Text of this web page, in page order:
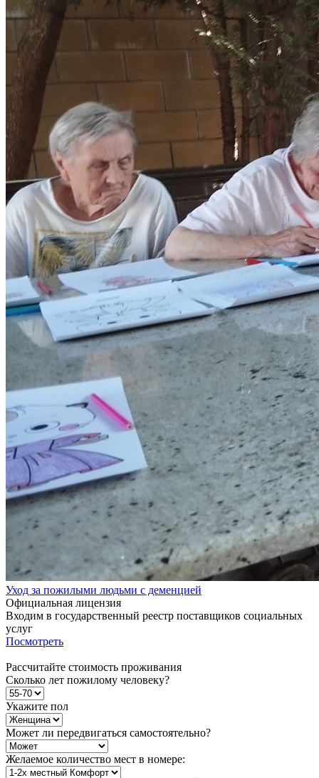
Уход за пожилыми людьми с деменцией
Официальная лицензия
Входим в государственный реестр поставщиков социальных
услуг
Посмотреть
Рассчитайте стоимость проживания
Сколько лет пожилому человеку?
Укажите пол
Может ли передвигаться самостоятельно?
Желаемое количество мест в номере: